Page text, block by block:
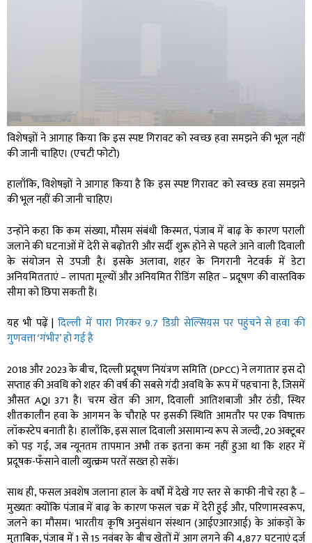
विशेषज्ञों ने आगाह किया कि इस स्पष्ट गिरावट को स्वच्छ हवा समझने की भूल नहीं
की जानी चाहिए। (एचटी फोटो)
हालाँकि, विशेषज्ञों ने आगाह किया है कि इस स्पष्ट गिरावट को स्वच्छ हवा समझने
की भूल नहीं की जानी चाहिए।
उन्होंने कहा कि कम संख्या, मौसम संबंधी किस्मत, पंजाब में बाढ़ के कारण पराली
जलाने की घटनाओं में देरी से बढ़ोतरी और सर्दी शुरू होने से पहले आने वाली दिवाली
के संयोजन से उपजी है। इसके अलावा, शहर के निगरानी नेटवर्क में डेटा
अनियमितताएं – लापता मूल्यों और अनियमित रीडिंग सहित – प्रदूषण की वास्तविक
सीमा को छिपा सकती हैं।
यह भी पढ़ें |दिल्ली में पारा गिरकर 9.7 डिग्री सेल्सियस पर पहुंचने से हवा की
गुणवत्ता ‘गंभीर’ हो गई है
2018 और 2023 के बीच, दिल्ली प्रदूषण नियंत्रण समिति (DPCC) ने लगातार इस दो
सप्ताह की अवधि को शहर की वर्ष की सबसे गंदी अवधि के रूप में पहचाना है, जिसमें
औसत AQI 371 है। चरम खेत की आग, दिवाली आतिशबाजी और ठंडी, स्थिर
शीतकालीन हवा के आगमन के चौराहे पर इसकी स्थिति आमतौर पर एक विषाक्त
लॉकस्टेप बनाती है। हालाँकि, इस साल दिवाली असामान्य रूप से जल्दी, 20 अक्टूबर
को पड़ गई, जब न्यूनतम तापमान अभी तक इतना कम नहीं हुआ था कि शहर में
प्रदूषक-फँसाने वाली व्युत्क्रम परतें सख्त हो सकें।
साथ ही, फसल अवशेष जलाना हाल के वर्षों में देखे गए स्तर से काफी नीचे रहा है –
मुख्यतः क्योंकि पंजाब में बाढ़ के कारण फसल चक्र में देरी हुई और, परिणामस्वरूप,
जलने का मौसम। भारतीय कृषि अनुसंधान संस्थान (आईएआरआई) के आंकड़ों के
मुताबिक, पंजाब में 1 से 15 नवंबर के बीच खेतों में आग लगने की 4,877 घटनाएं दर्ज